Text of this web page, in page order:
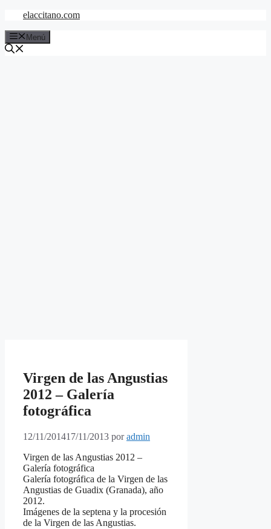
Saltar
contenido
elaccitano.com
Menú
Virgen de las Angustias
2012 – Galería
fotográfica
12/11/201417/11/2013 poradmin
Virgen de las Angustias 2012 –
Galería fotográfica
Galería fotográfica de la Virgen de las
Angustias de Guadix (Granada), año
2012.
Imágenes de la septena y la procesión
de la Virgen de las Angustias.